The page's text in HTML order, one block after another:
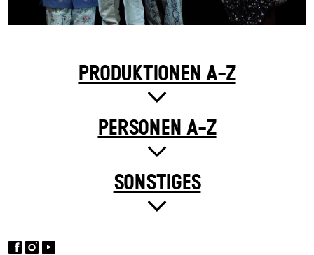
PRODUKTIONEN A-Z
PERSONEN A-Z
SONSTIGES